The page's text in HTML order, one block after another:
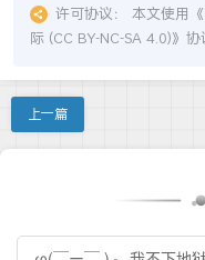
许可协议：
本文使用《
际 (CC BY-NC-SA 4.0)》协
上一篇